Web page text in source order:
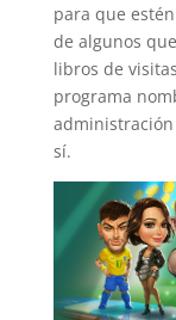
para que
de algunos
libros de
programa
sí.